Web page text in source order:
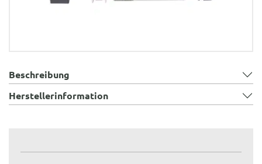
Beschreibung
Herstellerinformation